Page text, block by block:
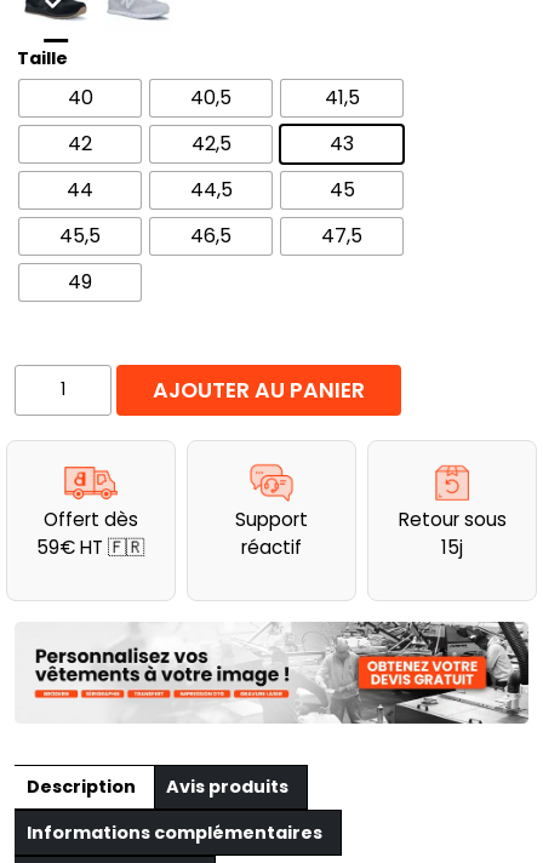
Taille
40 40,5
41,5
42
42,5
43
44
44,5
45
45,5
46,5
47,5
49
quantité
de
Chaussures
travail
antidérapantes
515
SRC
New
AJOUTER AU PANIER
Offert dès
59€ HT 🇫🇷
Support
réactif
Retour sous
15j
Description
Avis produits
Informations complémentaires